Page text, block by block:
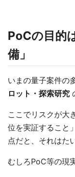
PoCの目的
備」
いまの量子案件の
ロット・探索研究
ここでリスクが大
位を実証すること
点だと、それはた
むしろPoC等の現